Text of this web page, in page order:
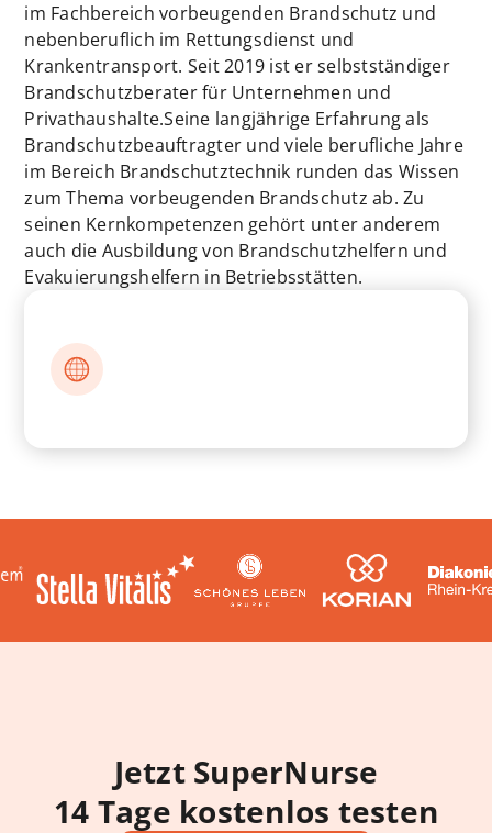
im Fachbereich vorbeugenden Brandschutz und
nebenberuflich im Rettungsdienst und
Krankentransport. Seit 2019 ist er selbstständiger
Brandschutzberater für Unternehmen und
Privathaushalte.Seine langjährige Erfahrung als
Brandschutzbeauftragter und viele berufliche Jahre
im Bereich Brandschutztechnik runden das Wissen
zum Thema vorbeugenden Brandschutz ab. Zu
seinen Kernkompetenzen gehört unter anderem
auch die Ausbildung von Brandschutzhelfern und
Evakuierungshelfern in Betriebsstätten.
Jetzt SuperNurse
14 Tage kostenlos testen